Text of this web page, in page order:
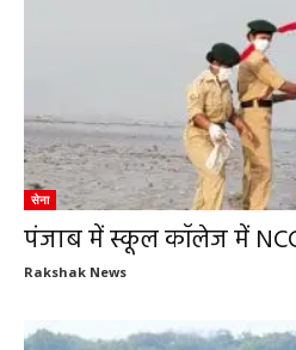
सेना
पंजाब में स्कूल कॉलेज में
Rakshak News